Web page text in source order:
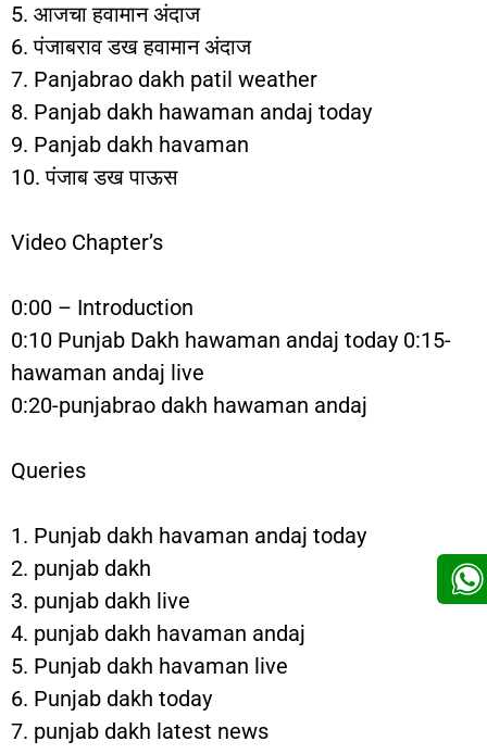
5. आजचा हवामान अंदाज
6. पंजाबराव डख हवामान अंदाज
7. Panjabrao dakh patil weather
8. Panjab dakh hawaman andaj today
9. Panjab dakh havaman
10. पंजाब डख पाऊस
Video Chapter’s
0:00 – Introduction
0:10 Punjab Dakh hawaman andaj today 0:15-
hawaman andaj live
0:20-punjabrao dakh hawaman andaj
Queries
1. Punjab dakh havaman andaj today
2. punjab dakh
3. punjab dakh live
4. punjab dakh havaman andaj
5. Punjab dakh havaman live
6. Punjab dakh today
7. punjab dakh latest news